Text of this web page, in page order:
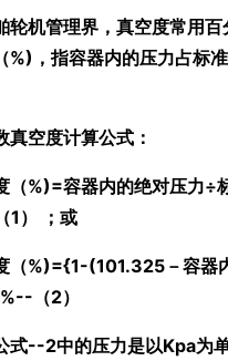
轮机管理界，真空度常用
（%)，指容器内的压力占标
真空度计算公式：
（%)=容器内的绝对压力÷
）
；或
（%)={1-(101.325－容器
（2）
式--2中的压力是以Kpa为单